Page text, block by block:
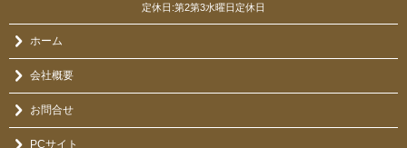
定休日:第2第3水曜日定休日
ホーム
会社概要
お問合せ
PCサイト